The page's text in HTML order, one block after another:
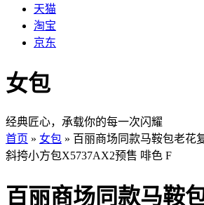
天猫
淘宝
京东
女包
经典匠心，承载你的每一次闪耀
首页 » 女包 » 百丽商场同款马鞍包老花
斜挎小方包X5737AX2预售 啡色 F
百丽商场同款马鞍